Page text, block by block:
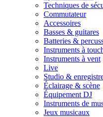
Techniques de
Commutateur
Accessoires
Basses & guitares
Batteries &
Instruments à
Instruments à vent
Live
Studio &
Éclairage & scène
Équipement DJ
Instruments de
Jeux musicaux